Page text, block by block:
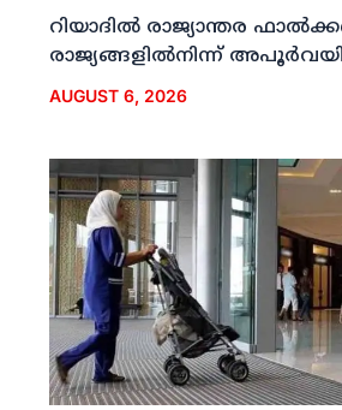
റിയാദില്‍ രാജ്യാന്തര
രാജ്യങ്ങളില്‍നിന്ന്
AUGUST 6, 2026